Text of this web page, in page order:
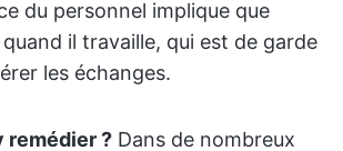
du personnel implique que
il travaille, qui est de garde
les échanges.
remédier ? Dans de nombreux